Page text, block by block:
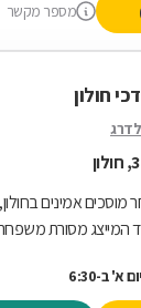
מספר מקשר
חולון
מוסכים אמינים
המייצג מסורת
א' ב-6:30